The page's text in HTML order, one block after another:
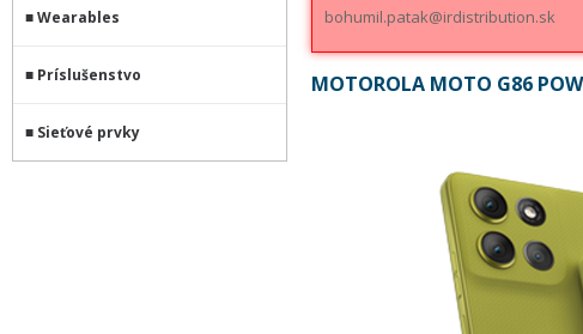
Wearables
Príslušenstvo
Sieťové prvky
bohumil.patak@irdistribution.sk
MOTOROLA MOTO G86